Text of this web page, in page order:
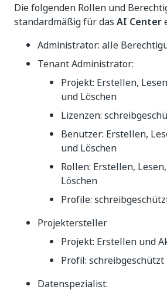
Die folgenden Rollen und
standardmäßig für das AI Center
Administrator: alle
Tenant Administrator:
Projekt: Erstellen,
und Löschen
Lizenzen:
Benutzer: Erstellen,
und Löschen
Rollen: Erstellen,
Löschen
Profile:
Projektersteller
Projekt: Erstellen und
Profil: schreibgeschützt
Datenspezialist: